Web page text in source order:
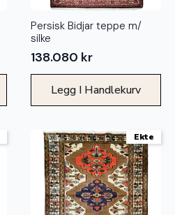
Persisk Bidjar teppe m/
silke
138.080 kr
Legg I Handlekurv
Ekte